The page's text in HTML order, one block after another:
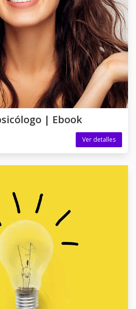
| Ebook
Ver detalles